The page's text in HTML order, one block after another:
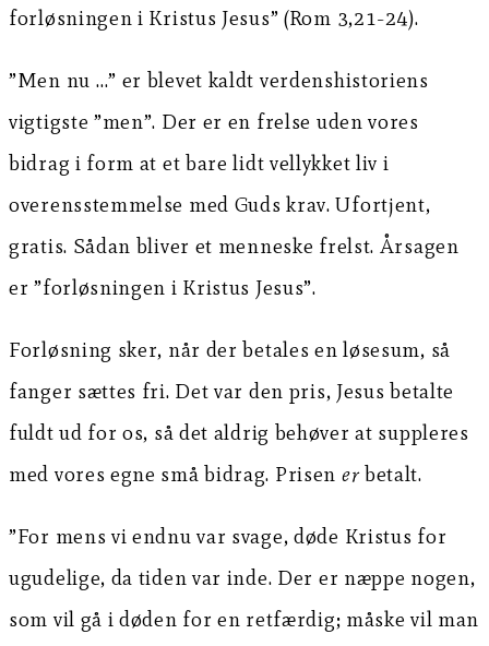
forløsningen i Kristus Jesus” (Rom 3,21-24).
”Men nu …” er blevet kaldt verdenshistoriens
vigtigste ”men”. Der er en frelse uden vores
bidrag i form at et bare lidt vellykket liv i
overensstemmelse med Guds krav. Ufortjent,
gratis. Sådan bliver et menneske frelst. Årsagen
er ”forløsningen i Kristus Jesus”.
Forløsning sker, når der betales en løsesum, så
fanger sættes fri. Det var den pris, Jesus betalte
fuldt ud for os, så det aldrig behøver at suppleres
med vores egne små bidrag. Prisen erbetalt.
”For mens vi endnu var svage, døde Kristus for
ugudelige, da tiden var inde. Der er næppe nogen,
som vil gå i døden for en retfærdig; måske vil man